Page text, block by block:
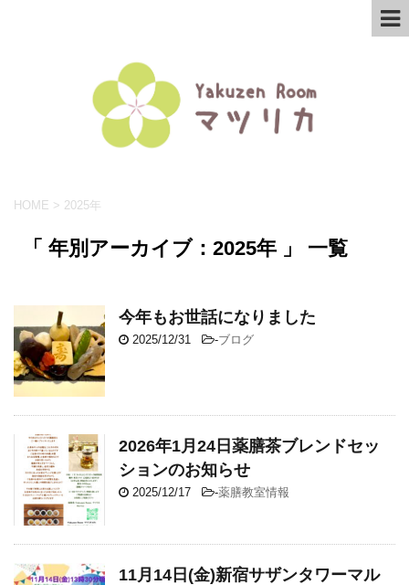
HOME > 2025年
「 年別アーカイブ：2025年 」 一覧
今年もお世話になりました
2025/12/31 -ブログ
2026年1月24日薬膳茶ブレンドセッ
ションのお知らせ
2025/12/17 -薬膳教室情報
11月14日(金)新宿サザンタワーマル